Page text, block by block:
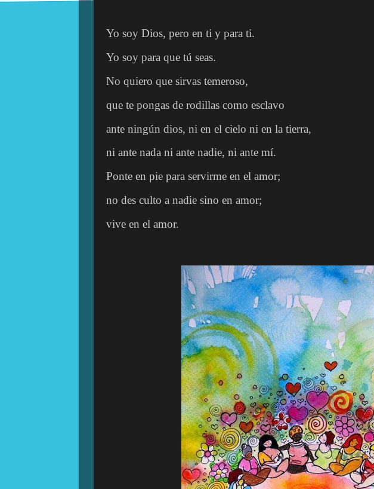
Yo soy Dios, pero en ti y para ti.
Yo soy para que tú seas.
No quiero que sirvas temeroso,
que te pongas de rodillas como esclavo
ante ningún dios, ni en el cielo ni en la tierra,
ni ante nada ni ante nadie, ni ante mí.
Ponte en pie para servirme en el amor;
no des culto a nadie sino en amor;
vive en el amor.